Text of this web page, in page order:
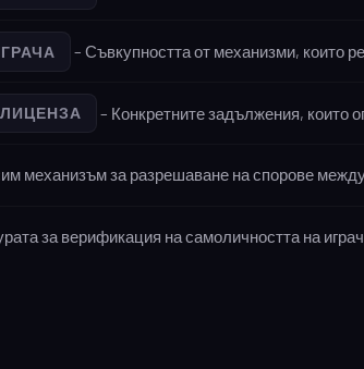
– Съвкупността от механизми, които
– Конкретните задължения, които
механизъм за разрешаване на спорове
за верификация на самоличността на